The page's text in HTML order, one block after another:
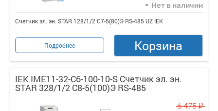
Нет в наличии
Счетчик эл. эн. STAR 128/1/2 С7-5(80)Э RS-485 UZ IEK
Подробнее Корзина
IEK IME11-32-C6-100-10-S Счетчик эл. эн.
STAR 328/1/2 С8-5(100)Э RS-485
6 475у